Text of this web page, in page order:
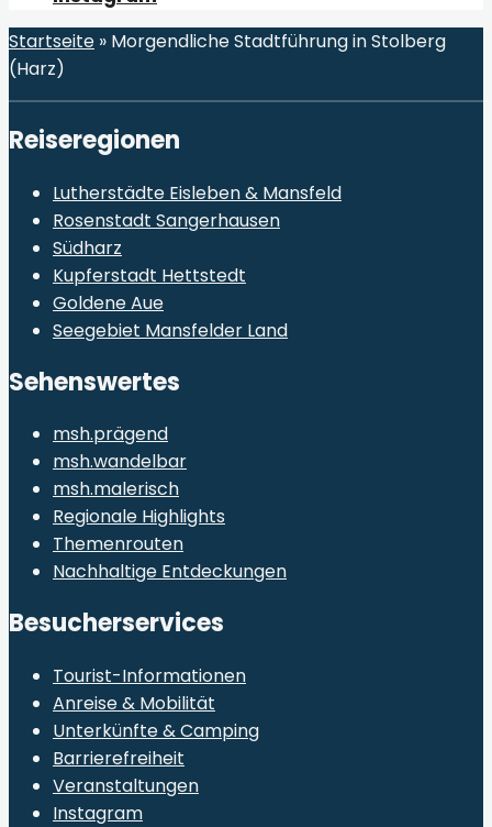
Startseite » Morgendliche Stadtführung in Stolberg
(Harz)
Reiseregionen
Lutherstädte Eisleben & Mansfeld
Rosenstadt Sangerhausen
Südharz
Kupferstadt Hettstedt
Goldene Aue
Seegebiet Mansfelder Land
Sehenswertes
msh.prägend
msh.wandelbar
msh.malerisch
Regionale Highlights
Themenrouten
Nachhaltige Entdeckungen
Besucherservices
Tourist-Informationen
Anreise & Mobilität
Unterkünfte & Camping
Barrierefreiheit
Veranstaltungen
Instagram